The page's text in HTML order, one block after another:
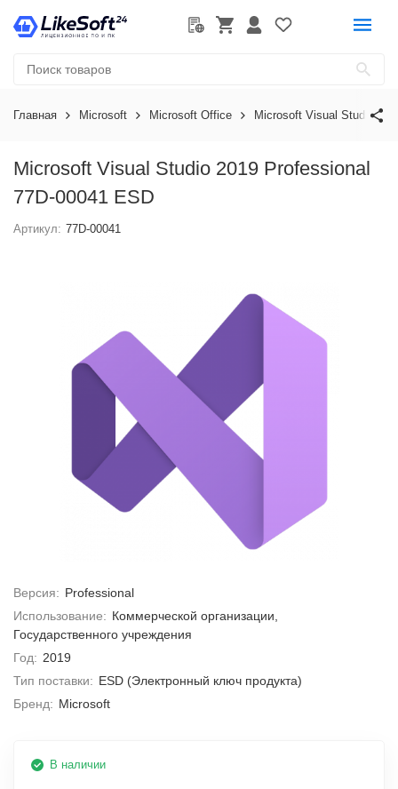
Главная Microsoft Microsoft Office Microsoft Visual Studio
Microsoft Visual Studio 2019 Professional
77D-00041 ESD
Артикул: 77D-00041
Версия: Professional
Использование: Коммерческой организации,
Государственного учреждения
Год: 2019
Тип поставки: ESD (Электронный ключ продукта)
Бренд: Microsoft
В наличии